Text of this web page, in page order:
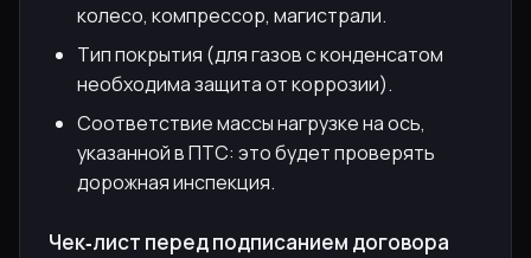
колесо, компрессор, магистрали.
Тип покрытия (для газов с конденсатом
необходима защита от коррозии).
Соответствие массы нагрузке на ось,
указанной в ПТС: это будет проверять
дорожная инспекция.
Чек‑лист перед подписанием договора